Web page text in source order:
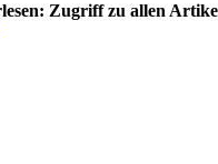
Zugriff zu allen